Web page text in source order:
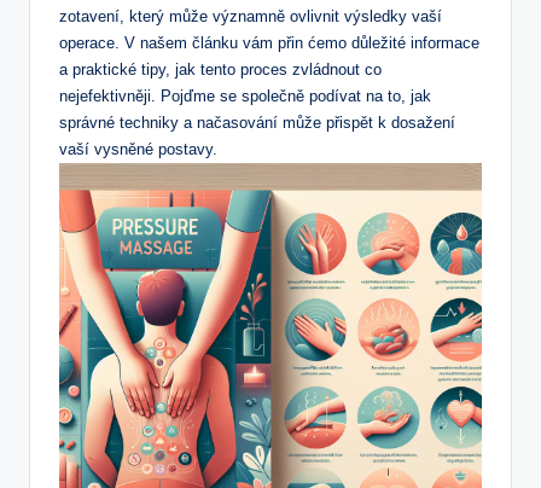
zotavení, který může významně ovlivnit výsledky vaší
operace. V našem článku vám přin ćemo důležité informace
a praktické tipy, jak tento proces zvládnout co
nejefektivněji. Pojďme se společně podívat na to, jak
správné techniky a načasování může přispět k dosažení
vaší vysněné postavy.